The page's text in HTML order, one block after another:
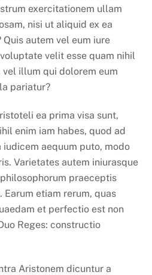
exercitationem ullam
nisi ut aliquid ex ea
autem vel eum iure
velit esse quam nihil
illum qui dolorem eum
pariatur?
ea prima visa sunt,
enim iam habes, quod ad
iudicem aequum puto, modo
Varietates autem iniurasque
praeceptis
etiam rerum, quas
et perfectio est non
Reges: constructio
Aristonem dicuntur a